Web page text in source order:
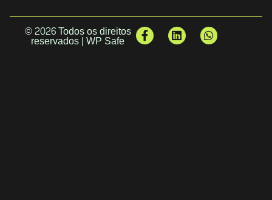
© 2026 Todos os direitos
reservados | WP Safe